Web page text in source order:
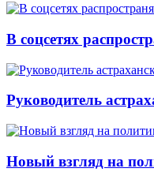
В соцсетях
Руководитель
Новый взгляд на